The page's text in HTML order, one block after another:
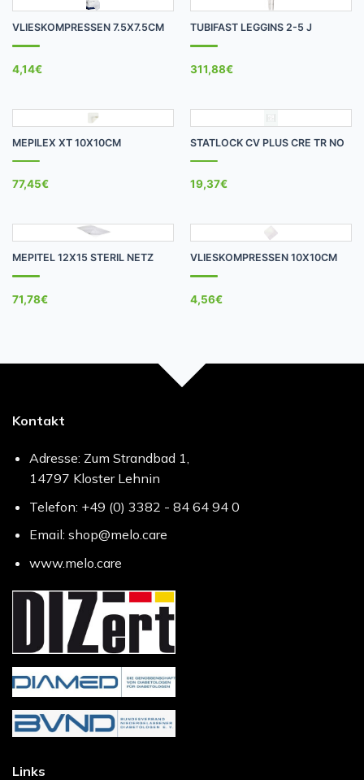
VLIESKOMPRESSEN 7.5X7.5CM
4,14€
TUBIFAST LEGGINS 2-5 J
311,88€
MEPILEX XT 10X10CM
77,45€
STATLOCK CV PLUS CRE TR NO
19,37€
MEPITEL 12X15 STERIL NETZ
71,78€
VLIESKOMPRESSEN 10X10CM
4,56€
Kontakt
Adresse: Zum Strandbad 1,
14797 Kloster Lehnin
Telefon: +49 (0) 3382 - 84 64 94 0
Email: shop@melo.care
www.melo.care
Links